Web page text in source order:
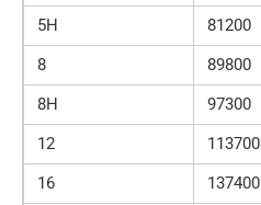
5H
81200
8
89800
8H
97300
12
113700
16
137400